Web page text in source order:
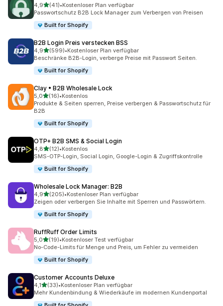
4,9von 5 Sternen
(41)
41 Rezensionen insgesamt
•Kostenloser Plan verfügbar
Passwortschutz B2B Lock Manager zum Verbergen von Preisen
Built for Shopify
B2B Login Preis verstecken BSS
4,9von 5 Sternen
(599)
599 Rezensionen insgesamt
•Kostenloser Plan verfügbar
Beschränke B2B-Login, verberge Preise mit Passwort Seiten.
Built for Shopify
Clay • B2B Wholesale Lock
5,0von 5 Sternen
(16)
16 Rezensionen insgesamt
•Kostenlos
Produkte & Seiten sperren, Preise verbergen & Passwortschutz für
B2B
Built for Shopify
OTP+ B2B SMS & Social Login
4,8von 5 Sternen
(12)
12 Rezensionen insgesamt
•Kostenlos
SMS-OTP-Login, Social Login, Google-Login & Zugriffskontrolle
Built for Shopify
Wholesale Lock Manager: B2B
4,9von 5 Sternen
(205)
205 Rezensionen insgesamt
•Kostenloser Plan verfügbar
Zeigen oder verbergen Sie Inhalte mit Sperren und Passwörtern.
Built for Shopify
RuffRuff Order Limits
5,0von 5 Sternen
(19)
19 Rezensionen insgesamt
•Kostenloser Test verfügbar
No-Code-Limits für Menge und Preis, um Fehler zu vermeiden
Built for Shopify
Customer Accounts Deluxe
4,1von 5 Sternen
(33)
33 Rezensionen insgesamt
•Kostenloser Plan verfügbar
Mehr Kundenbindung & Wiederkäufe im modernen Kundenportal